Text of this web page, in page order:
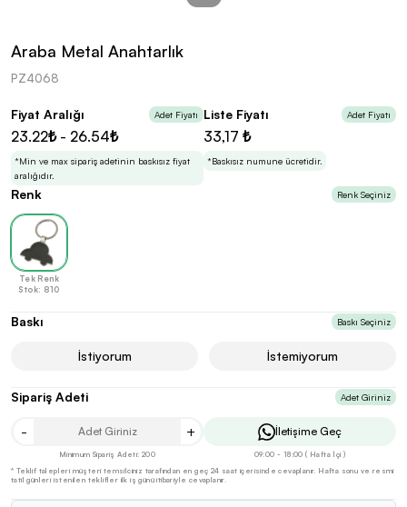
kolayca belirleyebilirsin.
En Uygun Fiyatlarla
Teklif Al!
3 Promozone’da bulduktan sonra, uzman ekibimiz
sadece sitemiz üzerinden teklif almanı bekliyor.
Araba Metal Anahtarlık
PZ4068
Fiyat Aralığı Adet Fiyatı
23.22₺ - 26.54₺
*Min ve max sipariş adetinin baskısız fiyat
aralığıdır.
Liste Fiyatı Adet Fiyatı
33,17 ₺
*Baskısız numune ücretidir.
Renk Renk Seçiniz
Tek Renk
Stok: 810
Baskı Baskı Seçiniz
İstiyorum İstemiyorum
Sipariş Adeti Adet Giriniz
- +
Minimum Sipariş Adeti: 200
İletişime Geç
09:00 - 18:00 ( Hafta İçi )
* Teklif talepleri müşteri temsilciniz tarafından en geç 24 saat içerisinde cevaplanır. Hafta sonu ve resmi
tatil günleri istenilen teklifler ilk iş günü itibariyle cevaplanır.